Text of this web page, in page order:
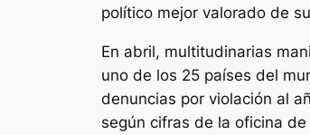
político mejor valorado de
En abril, multitudinarias
uno de los 25 países del
denuncias por violación al
según cifras de la oficina